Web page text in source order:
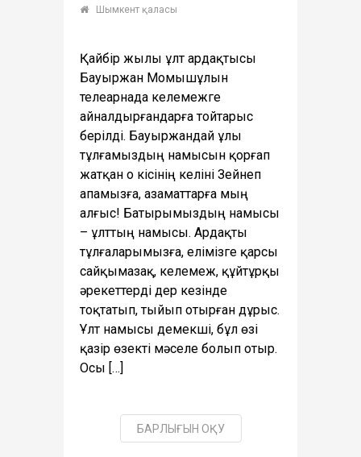
Шымкент қаласы
Қайбір жылы ұлт ардақтысы
Бауыржан Момышұлын
телеарнада келемежге
айналдырғандарға тойтарыс
берілді. Бауыржандай ұлы
тұлғамыздың намысын қорғап
жатқан о кісінің келіні Зейнеп
апамызға, азаматтарға мың
алғыс! Батырымыздың намысы
– ұлттың намысы. Ардақты
тұлғаларымызға, елімізге қарсы
сайқымазақ, келемеж, құйтұрқы
әрекеттерді дер кезінде
тоқтатып, тыйып отырған дұрыс.
Ұлт намысы демекші, бұл өзі
қазір өзекті мәселе болып отыр.
Осы […]
БАРЛЫҒЫН ОҚУ